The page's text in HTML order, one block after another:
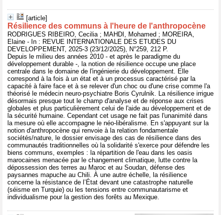
[article]
Résilience des communs à l'heure de l'anthropocène
RODRIGUES RIBEIRO, Cecilia ; MAHDI, Mohamed ; MOREIRA,
Elaine - In : REVUE INTERNATIONALE DES ETUDES DU
DEVELOPPEMENT, 2025-3 (23/12/2025), N°259, 212 P.
Depuis le milieu des années 2010 - et après le paradigme du
développement durable -, la notion de résilience occupe une place
centrale dans le domaine de l'ingénierie du développement. Elle
correspond à la fois à un état et à un processus caractérisé par la
capacité à faire face et à se relever d'un choc ou d'une crise comme l'a
théorisé le médecin neuro-psychiatre Boris Cyrulnik. La résilience irrigue
désormais presque tout le champ d'analyse et de réponse aux crises
globales et plus particulièrement celui de l'aide au développement et de
la sécurité humaine. Cependant cet usage ne fait pas l'unanimité dans
la mesure où elle accompagne le néo-libéralisme. En s'appuyant sur la
notion d'anthropocène qui renvoie à la relation fondamentale
sociétés/nature, le dossier envisage des cas de résilience dans des
communautés traditionnelles où la solidarité s'exerce pour défendre les
biens communs, exemples : la répartition de l'eau dans les oasis
marocaines menacée par le changement climatique, lutte contre la
dépossession des terres au Maroc et au Soudan, défense des
paysannes mapuche au Chili. À une autre échelle, la résilience
concerne la résistance de l’État devant une catastrophe naturelle
(séisme en Turquie) ou les tensions entre communautarisme et
individualisme pour la gestion des forêts au Mexique.